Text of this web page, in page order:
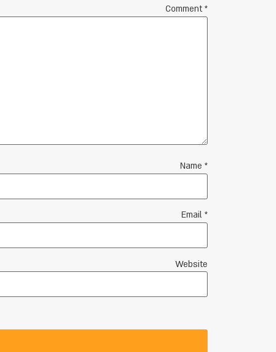
Comment*
Name *
Email *
Website